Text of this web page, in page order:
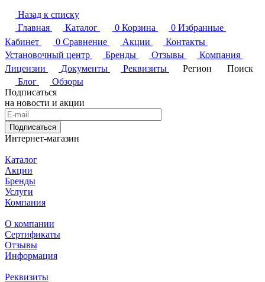
Назад к списку
Главная
Каталог 0 Корзина 0 Избранные
Кабинет
0 Сравнение Акции
Контакты
Установочный центр
Бренды Отзывы
Компания
Лицензии
Документы Реквизиты Регион
Поиск
Блог
Обзоры
Подписаться
на новости и акции
Подписаться
Интернет-магазин
Каталог
Акции
Бренды
Услуги
Компания
О компании
Сертификаты
Отзывы
Информация
Реквизиты